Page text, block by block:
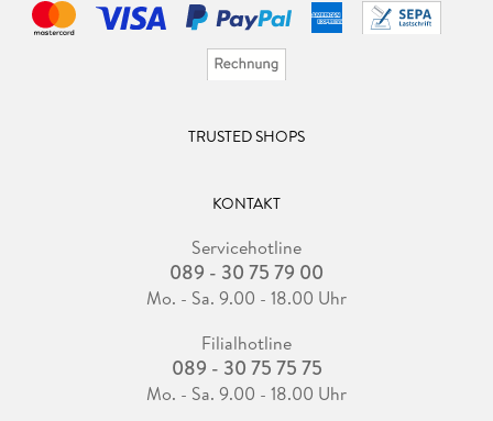
TRUSTED SHOPS
KONTAKT
Servicehotline
089 - 30 75 79 00
Mo. - Sa. 9.00 - 18.00 Uhr
Filialhotline
089 - 30 75 75 75
Mo. - Sa. 9.00 - 18.00 Uhr